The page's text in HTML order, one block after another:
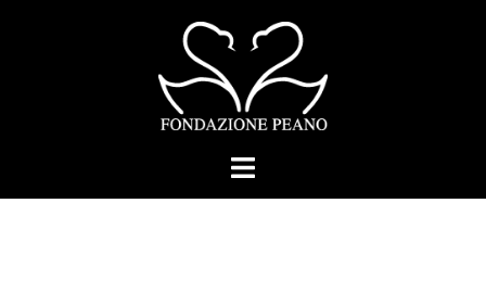
Mostra/Nascondi